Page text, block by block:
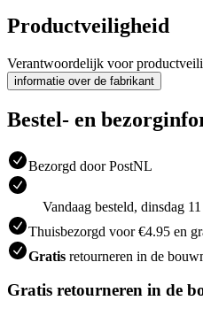
Productveiligheid
Verantwoordelijk voor
informatie over de fabrikant
Bestel- en
Bezorgd door PostNL
Vandaag besteld, dinsdag
Thuisbezorgd voor €4.95 en
Gratis retourneren in de
Gratis retourneren in de